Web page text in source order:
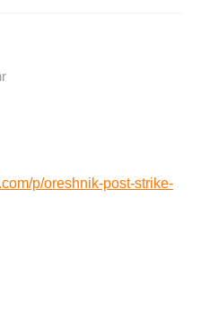
p/oreshnik-post-strike-